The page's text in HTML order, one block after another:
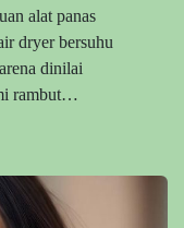
alat panas
dryer bersuhu
dinilai
rambut…